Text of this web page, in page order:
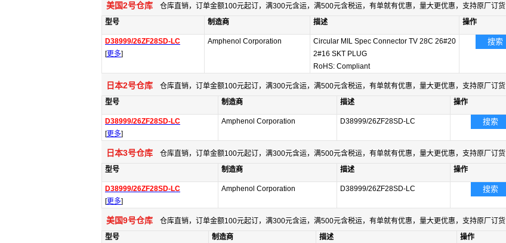
美国2号仓库 仓库直销，订单金额100元起订，满300元含运，满500元含税运，有单就有优惠，量大更优惠，支持原厂订货
型号
制造商 描述 操作
D38999/26ZF28SD-LC
[更多]
Amphenol Corporation
Circular MIL Spec Connector TV 28C 26#20
2#16 SKT PLUG
RoHS: Compliant
搜索
日本2号仓库 仓库直销，订单金额100元起订，满300元含运，满500元含税运，有单就有优惠，量大更优惠，支持原厂订货
型号
制造商 描述 操作
D38999/26ZF28SD-LC
[更多]
Amphenol Corporation D38999/26ZF28SD-LC 搜索
日本3号仓库 仓库直销，订单金额100元起订，满300元含运，满500元含税运，有单就有优惠，量大更优惠，支持原厂订货
型号
制造商 描述 操作
D38999/26ZF28SD-LC
[更多]
Amphenol Corporation D38999/26ZF28SD-LC 搜索
美国9号仓库 仓库直销，订单金额100元起订，满300元含运，满500元含税运，有单就有优惠，量大更优惠，支持原厂订货
型号
制造商 描述 操作